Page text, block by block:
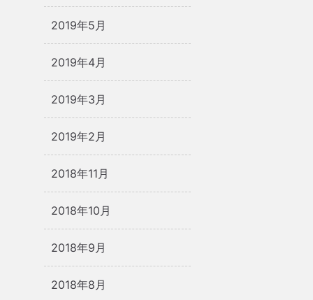
2019年5月
2019年4月
2019年3月
2019年2月
2018年11月
2018年10月
2018年9月
2018年8月